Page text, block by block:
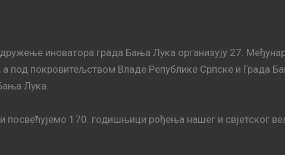
иноватора града Бања Лука организују 27.
покровитељством Владе Републике Српске и Града
Лука.
посвећујемо 170. годишњици рођења нашег и свјетског